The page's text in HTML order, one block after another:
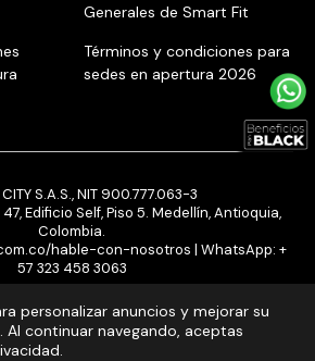
Generales de Smart Fit
Términos y condiciones para
sedes en apertura 2026
CITY S.A.S., NIT 900.777.063-3
Edificio Self, Piso 5. Medellín, Antioquia,
Colombia.
hable-con-nosotros | WhatsApp: +
57 323 458 3063
personalizar anuncios y mejorar su
Al continuar navegando, aceptas